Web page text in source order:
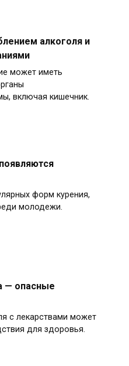
алкоголя и
может иметь
включая кишечник.
форм курения,
молодежи.
— опасные
с лекарствами может
для здоровья.